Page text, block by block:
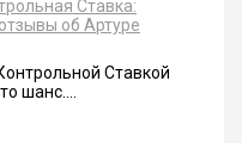
Ставка:
об Артуре
Ставкой
шанс....